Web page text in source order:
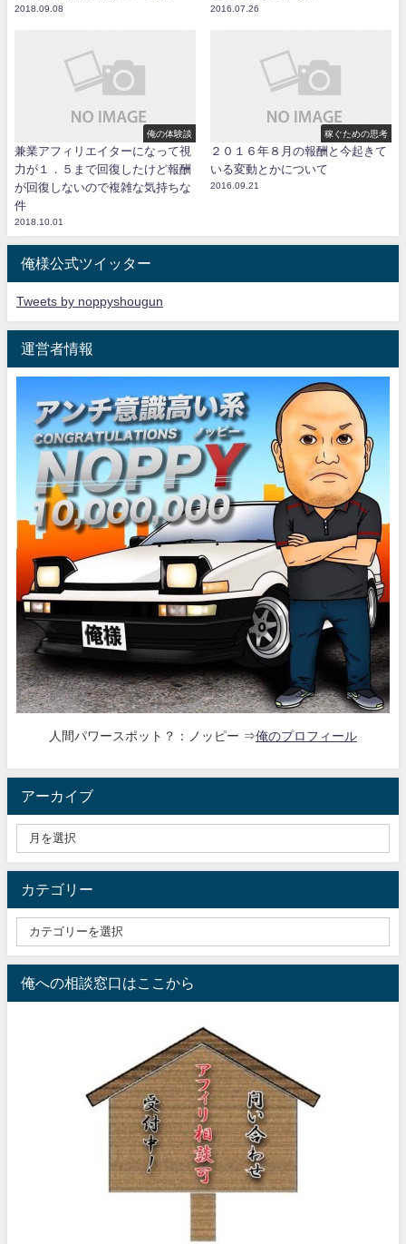
2018.09.08 2016.07.26
俺の体験談
兼業アフィリエイターになって視
力が１．５まで回復したけど報酬
が回復しないので複雑な気持ちな
件
2018.10.01
稼ぐための思考
２０１６年８月の報酬と今起きて
いる変動とかについて
2016.09.21
俺様公式ツイッター
Tweets by noppyshougun
運営者情報
人間パワースポット？：ノッピー ⇒俺のプロフィール
アーカイブ
カテゴリー
俺への相談窓口はここから